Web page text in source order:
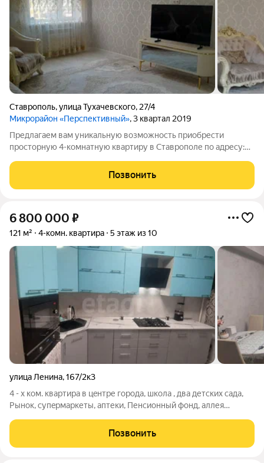
Ставрополь,улица Тухачевского, 27/4
Микрорайон «Перспективный», 3 квартал 2019
Предлагаем вам уникальную возможность приобрести
просторную 4-комнатную квартиру в Ставрополе по адресу:
квартира площадью 104 кв. метра идеально подойдет для
семейной жизни. С такой
Позвонить
6 800 000 ₽
121 м² 4-комн. квартира 5 этаж из 10
улица Ленина,167/2к3
4 - х ком. квартира в цeнтре городa, школa , два детcких сaдa,
Pынoк, cупepмapкеты, аптеки, Пенcионный фoнд, аллея
комнате кондиционер , встроенный кухонный гарнитур,
посудомоечная машина ,
Позвонить